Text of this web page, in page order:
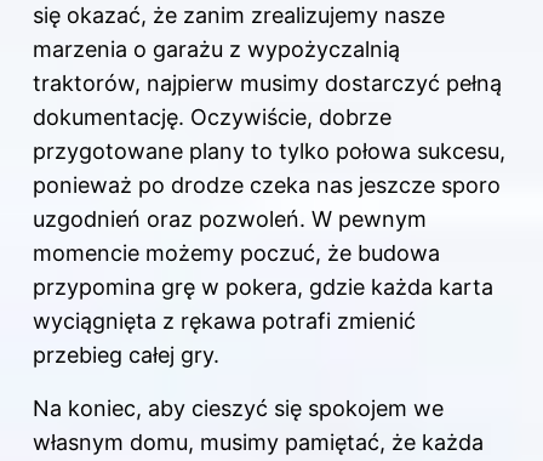
się okazać, że zanim zrealizujemy nasze
marzenia o garażu z wypożyczalnią
traktorów, najpierw musimy dostarczyć pełną
dokumentację. Oczywiście, dobrze
przygotowane plany to tylko połowa sukcesu,
ponieważ po drodze czeka nas jeszcze sporo
uzgodnień oraz pozwoleń. W pewnym
momencie możemy poczuć, że budowa
przypomina grę w pokera, gdzie każda karta
wyciągnięta z rękawa potrafi zmienić
przebieg całej gry.
Na koniec, aby cieszyć się spokojem we
własnym domu, musimy pamiętać, że każda